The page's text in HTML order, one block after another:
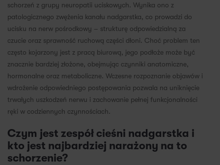
schorzeń z grupy neuropatii uciskowych. Wynika ono z
patologicznego zwężenia kanału nadgarstka, co prowadzi do
ucisku na nerw pośrodkowy – strukturę odpowiedzialną za
czucie oraz sprawność ruchową części dłoni. Choć problem ten
często kojarzony jest z pracą biurową, jego podłoże może być
znacznie bardziej złożone, obejmując czynniki anatomiczne,
hormonalne oraz metaboliczne. Wczesne rozpoznanie objawów i
wdrożenie odpowiedniego postępowania pozwala na uniknięcie
trwałych uszkodzeń nerwu i zachowanie pełnej funkcjonalności
ręki w codziennych czynnościach.
Czym jest zespół cieśni nadgarstka i
kto jest najbardziej narażony na to
schorzenie?